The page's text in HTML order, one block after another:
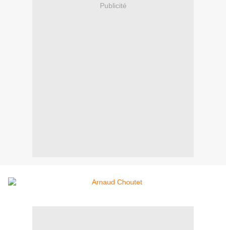
Publicité